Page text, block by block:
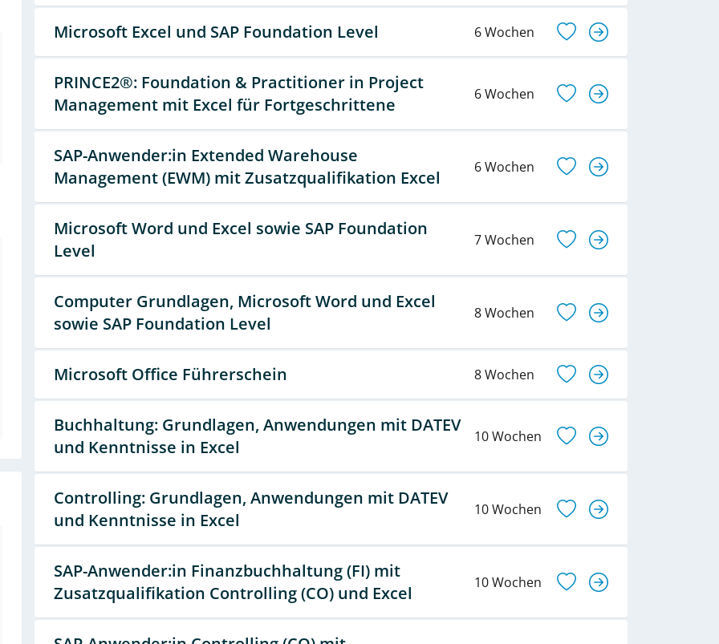
Microsoft Excel und SAP Foundation Level 6 Wochen
PRINCE2®: Foundation & Practitioner in Project
Management mit Excel für Fortgeschrittene
6 Wochen
SAP-Anwender:in Extended Warehouse
Management (EWM) mit Zusatzqualifikation Excel
6 Wochen
Microsoft Word und Excel sowie SAP Foundation
Level
7 Wochen
Computer Grundlagen, Microsoft Word und Excel
sowie SAP Foundation Level
8 Wochen
Microsoft Office Führerschein 8 Wochen
Buchhaltung: Grundlagen, Anwendungen mit DATEV
und Kenntnisse in Excel
10 Wochen
Controlling: Grundlagen, Anwendungen mit DATEV
und Kenntnisse in Excel
10 Wochen
SAP-Anwender:in Finanzbuchhaltung (FI) mit
Zusatzqualifikation Controlling (CO) und Excel
10 Wochen